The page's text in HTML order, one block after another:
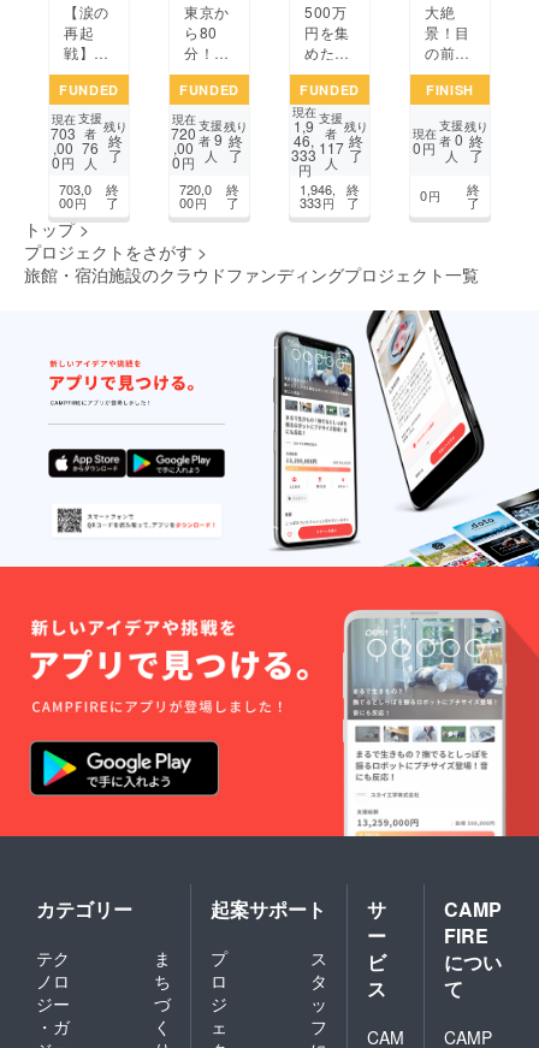
【涙の
再起
戦】元
スプリ
ン
ター、
古民家
を再生
し、米
とジビ
エで地
域を元
気に！
FUNDED
現在
703
,00
0円
支援
者
76
人
残り
終
了
703,0
00円
終
了
東京か
ら80
分！3
千坪の
広大な
敷地で
打上げ
花火も
できる
サウナ
付きエ
民泊！
FUNDED
現在
720
,00
0円
支援
者9
人
残り
終
了
720,0
00円
終
了
500万
円を集
めた宿
の挑
戦！昭
和レト
ロな民
泊ミク
ソロ
ジーハ
ウスお
たい
FUNDED
現在
1,9
46,
333
円
支援
者
117
人
残り
終
了
1,946,
333円
終
了
大絶
景！目
の前に
広がる
海・
海！壮
大な鹿
眺めな
がら整
ジェク
FINISH
現在
0円
支援
者0
人
残り
終
了
0円 終
了
トップ >
プロジェクトをさがす >
旅館・宿泊施設のクラウドファンディングプロジェクト一覧
カテゴリー
テク
ノロ
ジー
・ガ
ま
ち
づ
く
起案サポート
プ
ロ
ジ
ェ
ス
タ
ッ
フ
サ
ー
ビ
ス
CAM
CAMP
FIRE
につい
て
CAMP